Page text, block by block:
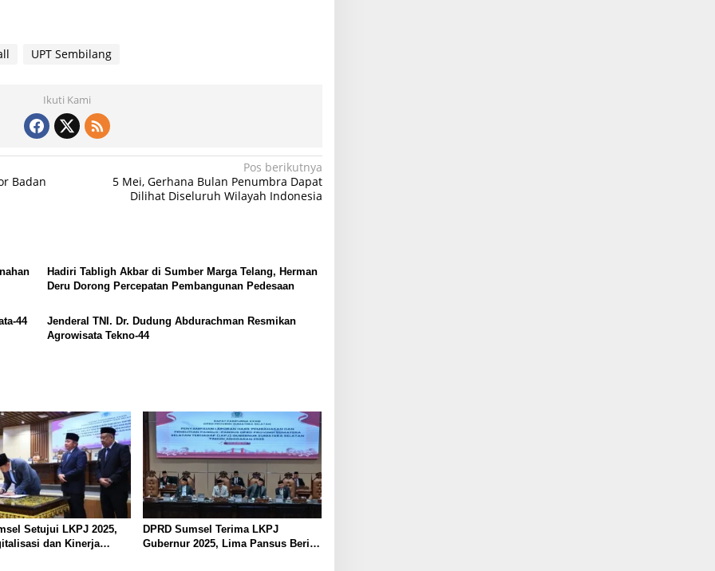
UPT Sembilang
Ikuti Kami
Badan
Pos berikutnya
5 Mei, Gerhana Bulan Penumbra Dapat
Dilihat Diseluruh Wilayah Indonesia
Hadiri Tabligh Akbar di Sumber Marga Telang, Herman
Deru Dorong Percepatan Pembangunan Pedesaan
44
Jenderal TNI. Dr. Dudung Abdurachman Resmikan
Agrowisata Tekno-44
Setujui LKPJ 2025,
dan Kinerja
DPRD Sumsel Terima LKPJ
Gubernur 2025, Lima Pansus Beri